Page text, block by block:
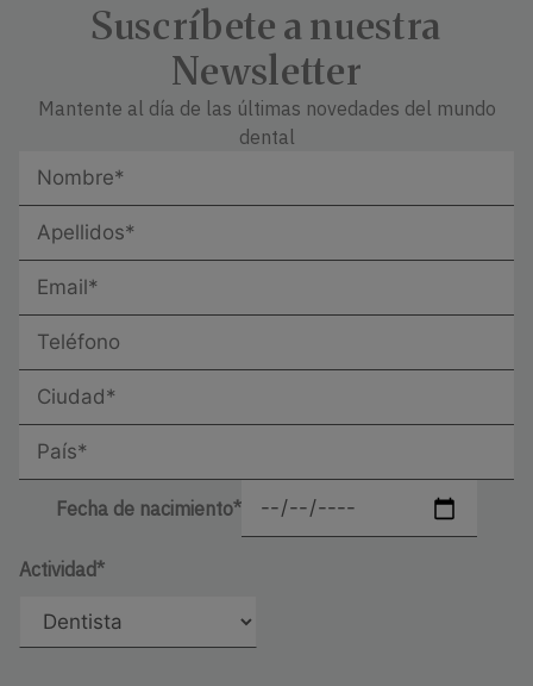
Suscríbete a nuestra
Newsletter
Mantente al día de las últimas novedades del mundo
dental
Fecha de nacimiento*
Actividad*